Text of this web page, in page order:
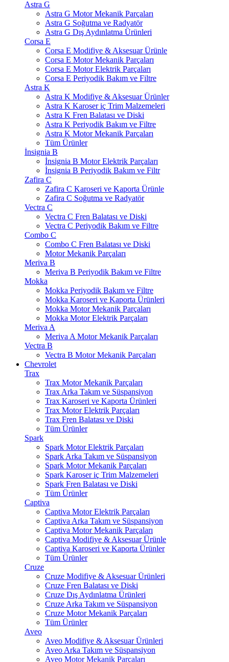
Astra G
Astra G Motor Mekanik Parçaları
Astra G Soğutma ve Radyatör
Astra G Dış Aydınlatma Ürünleri
Corsa E
Corsa E Modifiye & Aksesuar Ürünle
Corsa E Motor Mekanik Parçaları
Corsa E Motor Elektrik Parçaları
Corsa E Periyodik Bakım ve Filtre
Astra K
Astra K Modifiye & Aksesuar Ürünler
Astra K Karoser iç Trim Malzemeleri
Astra K Fren Balatası ve Diski
Astra K Periyodik Bakım ve Filtre
Astra K Motor Mekanik Parçaları
Tüm Ürünler
İnsignia B
İnsignia B Motor Elektrik Parçaları
İnsignia B Periyodik Bakım ve Filtr
Zafira C
Zafira C Karoseri ve Kaporta Ürünle
Zafira C Soğutma ve Radyatör
Vectra C
Vectra C Fren Balatası ve Diski
Vectra C Periyodik Bakım ve Filtre
Combo C
Combo C Fren Balatası ve Diski
Motor Mekanik Parçaları
Meriva B
Meriva B Periyodik Bakım ve Filtre
Mokka
Mokka Periyodik Bakım ve Filtre
Mokka Karoseri ve Kaporta Ürünleri
Mokka Motor Mekanik Parçaları
Mokka Motor Elektrik Parçaları
Meriva A
Meriva A Motor Mekanik Parçaları
Vectra B
Vectra B Motor Mekanik Parçaları
Chevrolet
Trax
Trax Motor Mekanik Parçaları
Trax Arka Takım ve Süspansiyon
Trax Karoseri ve Kaporta Ürünleri
Trax Motor Elektrik Parçaları
Trax Fren Balatası ve Diski
Tüm Ürünler
Spark
Spark Motor Elektrik Parçaları
Spark Arka Takım ve Süspansiyon
Spark Motor Mekanik Parçaları
Spark Karoser iç Trim Malzemeleri
Spark Fren Balatası ve Diski
Tüm Ürünler
Captiva
Captiva Motor Elektrik Parçaları
Captiva Arka Takım ve Süspansiyon
Captiva Motor Mekanik Parçaları
Captiva Modifiye & Aksesuar Ürünle
Captiva Karoseri ve Kaporta Ürünler
Tüm Ürünler
Cruze
Cruze Modifiye & Aksesuar Ürünleri
Cruze Fren Balatası ve Diski
Cruze Dış Aydınlatma Ürünleri
Cruze Arka Takım ve Süspansiyon
Cruze Motor Mekanik Parçaları
Tüm Ürünler
Aveo
Aveo Modifiye & Aksesuar Ürünleri
Aveo Arka Takım ve Süspansiyon
Aveo Motor Mekanik Parçaları